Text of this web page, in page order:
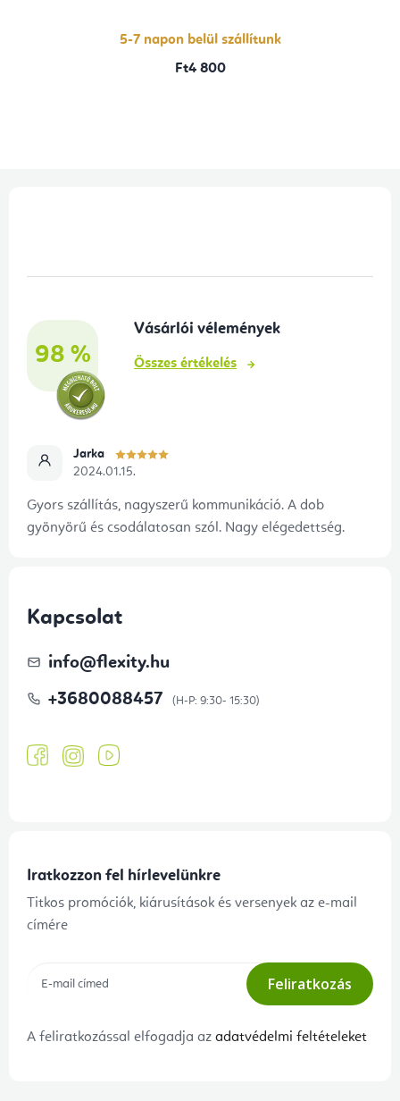
csillag.
5-7 napon belül szállítunk
Ft4 800
98 %
Vásárlói vélemények
Összes értékelés
Jarka
2024.01.15.
Gyors szállítás, nagyszerű kommunikáció. A dob
gyönyörű és csodálatosan szól. Nagy elégedettség.
Kapcsolat
info@flexity.hu
+3680088457
Iratkozzon fel hírlevelünkre
Titkos promóciók, kiárusítások és versenyek az e-mail
címére
Feliratkozás
A feliratkozással elfogadja az adatvédelmi feltételeket